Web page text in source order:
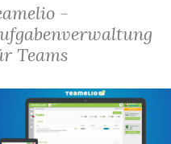
-
Teams